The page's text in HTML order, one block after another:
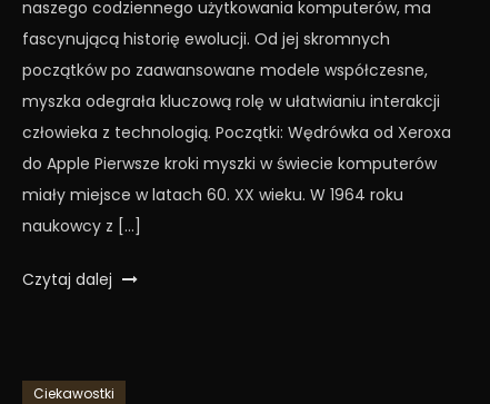
naszego codziennego użytkowania komputerów, ma
fascynującą historię ewolucji. Od jej skromnych
początków po zaawansowane modele współczesne,
myszka odegrała kluczową rolę w ułatwianiu interakcji
człowieka z technologią. Początki: Wędrówka od Xeroxa
do Apple Pierwsze kroki myszki w świecie komputerów
miały miejsce w latach 60. XX wieku. W 1964 roku
naukowcy z […]
Czytaj dalej
Ciekawostki